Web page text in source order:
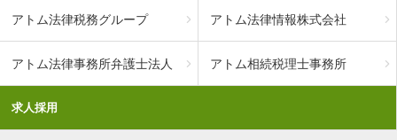
アトム法律税務グループ アトム法律情報株式会社
アトム法律事務所弁護士法人 アトム相続税理士事務所
求人採用